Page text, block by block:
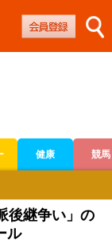
健康 競馬
後継争い」の
ル